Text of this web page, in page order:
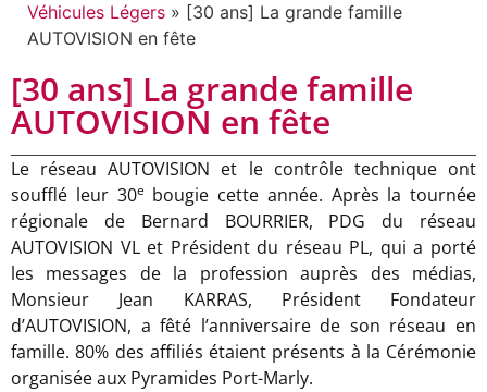
Véhicules Légers » [30 ans] La grande famille
AUTOVISION en fête
[30 ans] La grande famille
AUTOVISION en fête
Le réseau AUTOVISION et le contrôle technique ont
soufflé leur 30e bougie cette année. Après la tournée
régionale de Bernard BOURRIER, PDG du réseau
AUTOVISION VL et Président du réseau PL, qui a porté
les messages de la profession auprès des médias,
Monsieur Jean KARRAS, Président Fondateur
d’AUTOVISION, a fêté l’anniversaire de son réseau en
famille. 80% des affiliés étaient présents à la Cérémonie
organisée aux Pyramides Port-Marly.